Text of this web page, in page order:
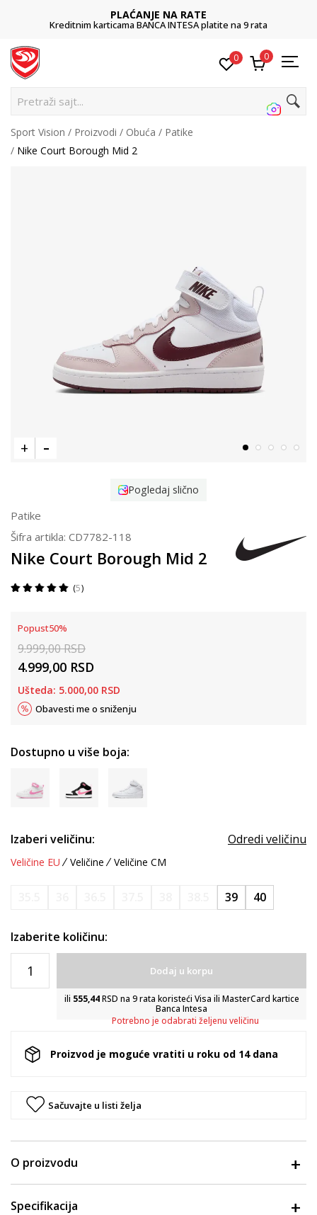
PLAĆANJE NA RATE
Kreditnim karticama BANCA INTESA platite na 9 rata
0 0
Pretraži sajt...
Sport Vision Proizvodi Obuća
Patike
Nike Court Borough Mid 2
Pogledaj slično
Patike
Šifra artikla: CD7782-118
Nike Court Borough Mid 2
5
Popust50%
9.999,00RSD
4.999,00 RSD
Ušteda: 5.000,00 RSD
Obavesti me o sniženju
Dostupno u više boja:
Izaberi veličinu: Odredi veličinu
Veličine EU Veličine Veličine CM
39 40
Izaberite količinu:
Dodaj u korpu
ili 555,44RSD na 9 rata koristeći Visa ili MasterCard kartice
Banca Intesa
Potrebno je odabrati željenu veličinu
Proizvod je moguće vratiti u roku od 14 dana
Sačuvajte u listi želja
O proizvodu
Specifikacija